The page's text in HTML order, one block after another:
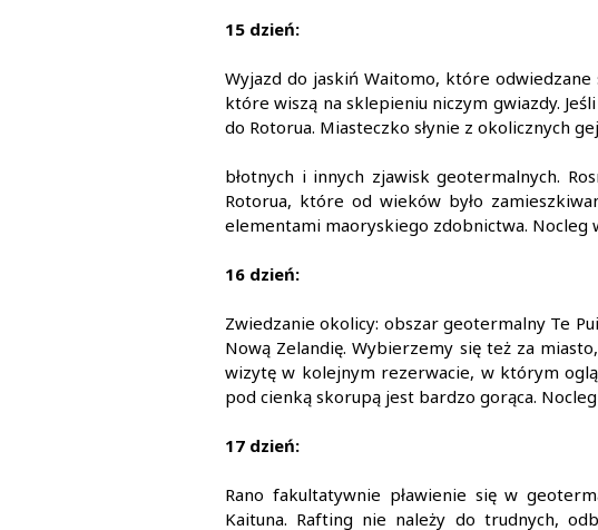
15 dzień:
Wyjazd do jaskiń Waitomo, które
które wiszą na sklepieniu niczym gwiazdy.
do Rotorua. Miasteczko słynie z okolicznych
błotnych i innych zjawisk geotermalnych.
Rotorua, które od wieków było
elementami maoryskiego zdobnictwa. Nocleg
16 dzień:
Zwiedzanie okolicy: obszar geotermalny Te
Nową Zelandię. Wybierzemy się też za
wizytę w kolejnym rezerwacie, w którym
pod cienką skorupą jest bardzo gorąca.
17 dzień:
Rano fakultatywnie pławienie się w
Kaituna. Rafting nie należy do trudnych,